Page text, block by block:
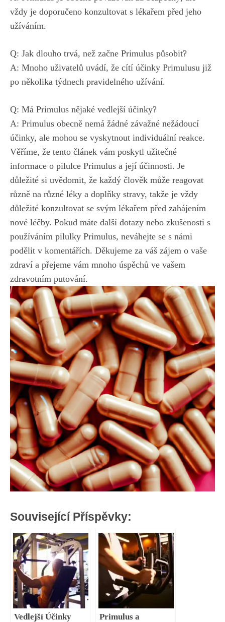
vždy je doporučeno konzultovat s lékařem před jeho
užíváním.
Q: Jak dlouho trvá, než začne Primulus působit?
A: Mnoho uživatelů uvádí, že cítí účinky Primulusu již
po několika týdnech pravidelného užívání.
Q: Má Primulus nějaké vedlejší účinky?
A: Primulus obecně nemá žádné závažné nežádoucí
účinky, ale mohou se vyskytnout individuální reakce.
Věříme, že tento článek vám poskytl užitečné
informace o pilulce Primulus a její účinnosti. Je
důležité si uvědomit, že každý člověk může reagovat
různě na různé léky a doplňky stravy, takže je vždy
důležité konzultovat se svým lékařem před zahájením
nové léčby. Pokud máte další dotazy nebo zkušenosti s
používáním pilulky Primulus, neváhejte se s námi
podělit v komentářích. Děkujeme za váš zájem o vaše
zdraví a přejeme vám mnoho úspěchů ve vašem
zdravotním putování.
Související Příspěvky:
Vedlejší Účinky
Primulus a